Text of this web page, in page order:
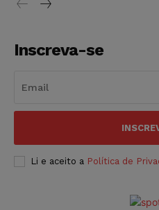
Inscreva-se
Li e aceito a Política de